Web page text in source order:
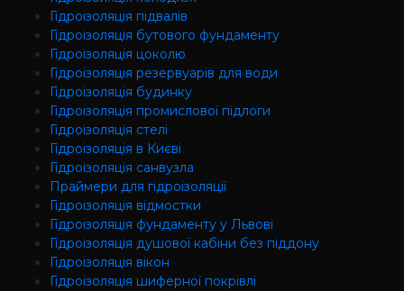
Гідроізоляція підвалів
Гідроізоляція бутового фундаменту
Гідроізоляція цоколю
Гідроізоляція резервуарів для води
Гідроізоляція будинку
Гідроізоляція промислової підлоги
Гідроізоляція cтелі
Гідроізоляція в Києві
Гідроізоляція санвузла
Праймери для гідроізоляції
Гідроізоляція відмостки
Гідроізоляція фундаменту у Львові
Гідроізоляція душової кабіни без піддону
Гідроізоляція вікон
Гідроізоляція шиферної покрівлі